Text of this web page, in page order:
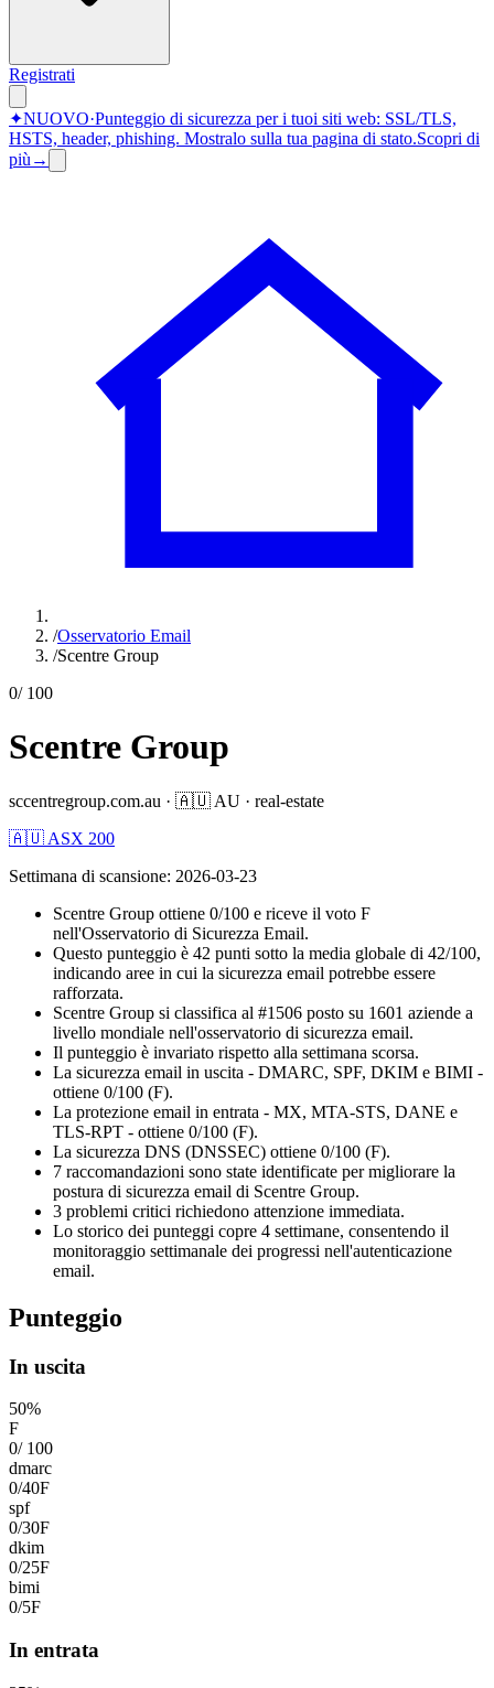
Registrati
✦NUOVO·Punteggio di sicurezza per i tuoi siti web: SSL/TLS,
HSTS, header, phishing. Mostralo sulla tua pagina di stato.Scopri di
più →
/Osservatorio Email
/Scentre Group
0/ 100
Scentre Group
sccentregroup.com.au · 🇦🇺 AU · real-estate
🇦🇺 ASX 200
Settimana di scansione: 2026-03-23
Scentre Group ottiene 0/100 e riceve il voto F
nell'Osservatorio di Sicurezza Email.
Questo punteggio è 42 punti sotto la media globale di 42/100,
indicando aree in cui la sicurezza email potrebbe essere
rafforzata.
Scentre Group si classifica al #1506 posto su 1601 aziende a
livello mondiale nell'osservatorio di sicurezza email.
Il punteggio è invariato rispetto alla settimana scorsa.
La sicurezza email in uscita - DMARC, SPF, DKIM e BIMI -
ottiene 0/100 (F).
La protezione email in entrata - MX, MTA-STS, DANE e
TLS-RPT - ottiene 0/100 (F).
La sicurezza DNS (DNSSEC) ottiene 0/100 (F).
7 raccomandazioni sono state identificate per migliorare la
postura di sicurezza email di Scentre Group.
3 problemi critici richiedono attenzione immediata.
Lo storico dei punteggi copre 4 settimane, consentendo il
monitoraggio settimanale dei progressi nell'autenticazione
email.
Punteggio
In uscita
50%
F
0/ 100
dmarc
0/40F
spf
0/30F
dkim
0/25F
bimi
0/5F
In entrata